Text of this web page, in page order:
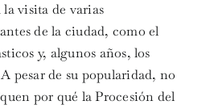
visita de varias
de la ciudad, como el
y, algunos años, los
pesar de su popularidad, no
por qué la Procesión del